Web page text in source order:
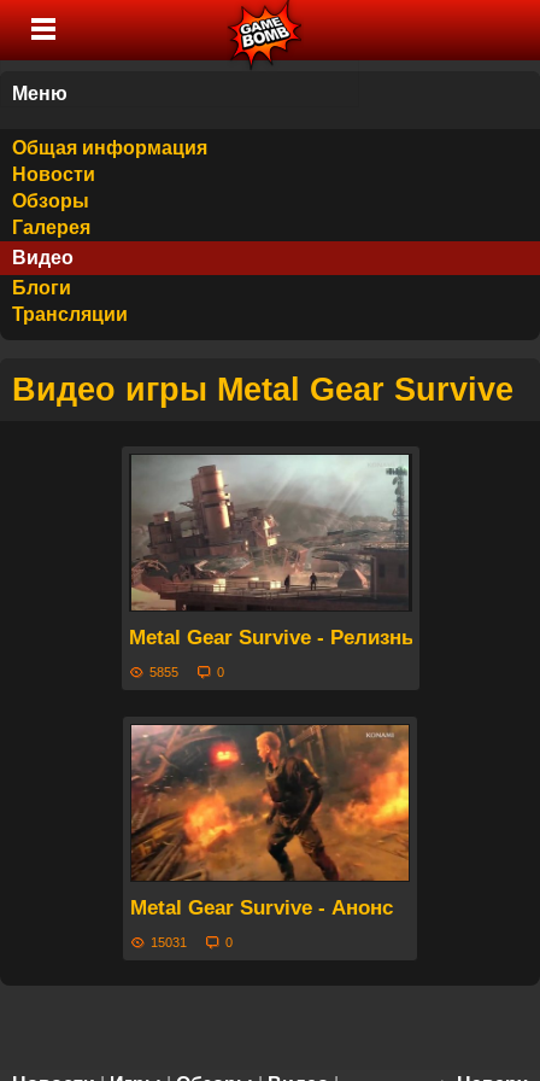
Меню
Общая информация
Новости
Обзоры
Галерея
Видео
Блоги
Трансляции
Видео игры Metal Gear Survive
Metal Gear Survive - Релизный трейлер
5855 0
Metal Gear Survive - Анонс
15031 0